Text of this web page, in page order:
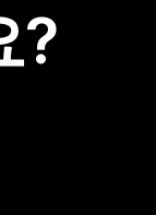
?